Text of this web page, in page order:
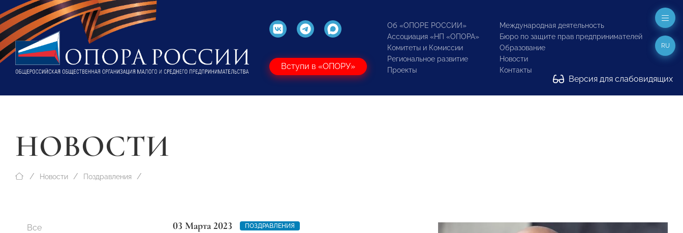
Вступи в «ОПОРУ»
Об «ОПОРЕ РОССИИ»
Ассоциация «НП «ОПОРА»
Комитеты и Комиссии
Региональное развитие
Проекты
Международная деятельность
Бюро по защите прав предпринимателей
Образование
Новости
Контакты
Версия для слабовидящих
RU
НОВОСТИ
Новости Поздравления
Все
03 Марта 2023 ПОЗДРАВЛЕНИЯ